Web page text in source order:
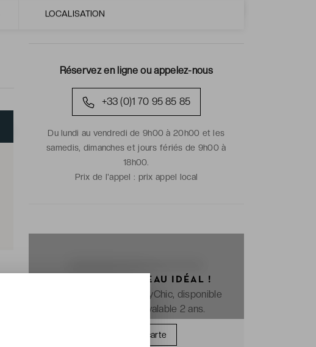
LOCALISATION
Réservez en ligne ou appelez-nous
+33 (0)1 70 95 85 85
Du lundi au vendredi de 9h00 à 20h00 et les
samedis, dimanches et jours fériés de 9h00 à
18h00.
Prix de l'appel : prix appel local
OFFREZ LE CADEAU IDÉAL !
La e-carte cadeau VeryChic, disponible
immédiatement et valable 2 ans.
Offrir une carte